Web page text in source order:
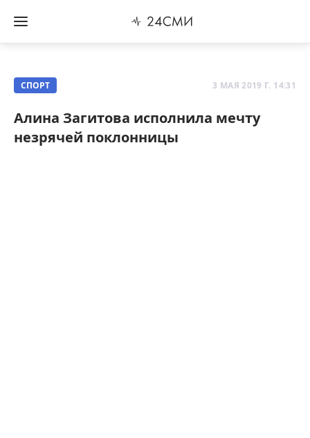
СПОРТ 3 МАЯ 2019 Г. 14:31
Алина Загитова исполнила мечту
незрячей поклонницы